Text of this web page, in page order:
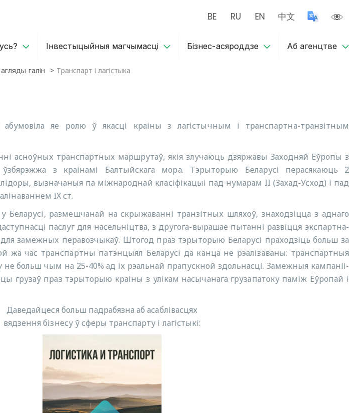
BE RU EN 中文
Iнвестыцыйныя магчымасці Бізнес-асяроддзе Аб агенцтве
галін Транспарт і лагістыка
абумовіла яе ролю ў якасці краіны з лагістычным і транспартна-транзітным
асноўных транспартных маршрутаў, якія злучаюць дзяржавы Заходняй Еўропы з
з краінамі Балтыйскага мора. Тэрыторыю Беларусі перасякаюць 2
вызначаныя па міжнароднай класіфікацыі пад нумарам II (Захад-Усход) і пад
IX ст.
размешчанай на скрыжаванні транзітных шляхоў, знаходзіцца з аднаго
паслуг для насельніцтва, з другога-вырашае пытанні развіцця экспартна-
замежных перавозчыкаў. Штогод праз тэрыторыю Беларусі праходзіць больш за
жа час транспартны патэнцыял Беларусі да канца не рэалізаваны: транспартныя
не больш чым на 25-40% ад іх рэальнай прапускной здольнасці. Замежныя кампаніі-
грузаў праз тэрыторыю краіны з улікам насычанага грузапатоку паміж Еўропай і
Даведайцеся больш падрабязна аб асаблівасцях
вядзення бізнесу ў сферы транспарту і лагістыкі: